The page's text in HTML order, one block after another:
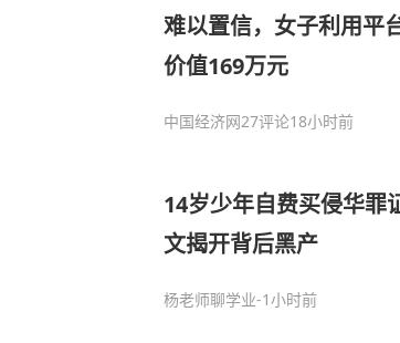
难以置信，女子利用平
价值169万元
中国经济网27评论18小时前
14岁少年自费买侵华罪
文揭开背后黑产
杨老师聊学业-1小时前